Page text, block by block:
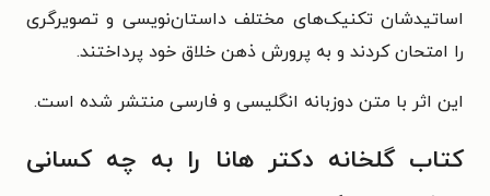
اساتیدشان تکنیک‌های مختلف داستان‌نویسی و تصویرگری
را امتحان کردند و به پرورش ذهن خلاق خود پرداختند.
این اثر با متن دوزبانه انگلیسی و فارسی منتشر شده است.
کتاب گلخانه دکتر هانا را به چه کسانی